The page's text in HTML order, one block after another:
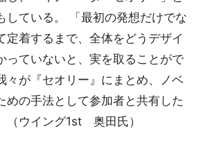
している。 「最初の発想だけでな
定着するまで、全体をどうデザイ
っていないと、実を取ることがで
々が『セオリー』にまとめ、ノベ
めの手法として参加者と共有した
（ウイング1st 奥田氏）